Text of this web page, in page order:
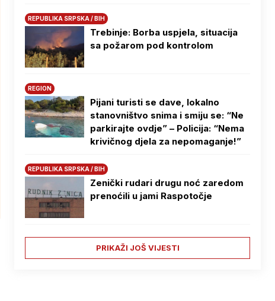
REPUBLIKA SRPSKA / BIH
Trebinje: Borba uspjela, situacija
sa požarom pod kontrolom
REGION
Pijani turisti se dave, lokalno
stanovništvo snima i smiju se: “Ne
parkirajte ovdje” – Policija: “Nema
krivičnog djela za nepomaganje!”
REPUBLIKA SRPSKA / BIH
Zenički rudari drugu noć zaredom
prenoćili u jami Raspotočje
PRIKAŽI JOŠ VIJESTI